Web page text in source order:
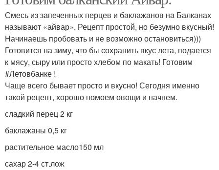
Кислота на зиму Чеснок на зиму
Соус с базиликом Соус из томатов
Соус из томатной пасты
Соус для макарон
Смесь из запеченных перцев и баклажанов на Балканах
называют «айвар». Рецепт простой, но безумно вкусный!
Начинаешь пробовать и не возможно остановиться)))
Готовится на зиму, что бы сохранить вкус лета, подается
к мясу, сыру или просто хлебом по макать! Готовим
#Летовбанке !
Чаще всего бывает просто и вкусно! Сегодня именно
такой рецепт, хорошо помоем овощи и начнем.
сладкий перец 2 кг
баклажаны 0,5 кг
растительное масло150 мл
сахар 2-4 ст.лож